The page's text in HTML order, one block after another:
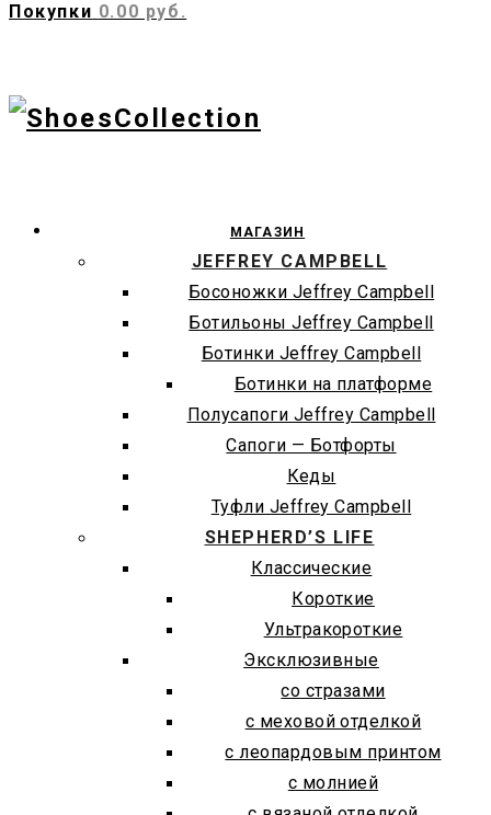
Покупки 0.00 руб.
МАГАЗИН
JEFFREY CAMPBELL
Босоножки Jeffrey Campbell
Ботильоны Jeffrey Campbell
Ботинки Jeffrey Campbell
Ботинки на платформе
Полусапоги Jeffrey Campbell
Сапоги — Ботфорты
Кеды
Туфли Jeffrey Campbell
SHEPHERD’S LIFE
Классические
Короткие
Ультракороткие
Эксклюзивные
со стразами
с меховой отделкой
с леопардовым принтом
с молнией